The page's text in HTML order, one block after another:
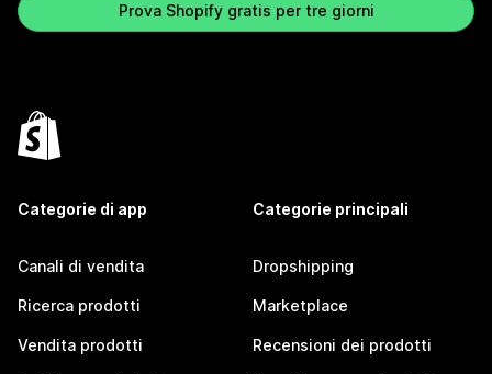
Prova Shopify gratis per tre giorni
Categorie di app
Canali di vendita
Ricerca prodotti
Vendita prodotti
Categorie principali
Dropshipping
Marketplace
Recensioni dei prodotti